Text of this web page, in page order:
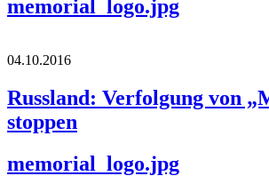
memorial_logo.jpg
04.10.2016
Russland: Verfolgung von
stoppen
memorial_logo.jpg